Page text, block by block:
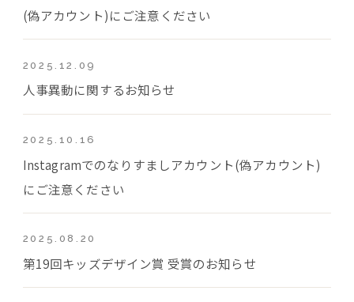
(偽アカウント)にご注意ください
2025.12.09
人事異動に関するお知らせ
2025.10.16
Instagramでのなりすましアカウント(偽アカウント)
にご注意ください
2025.08.20
第19回キッズデザイン賞 受賞のお知らせ